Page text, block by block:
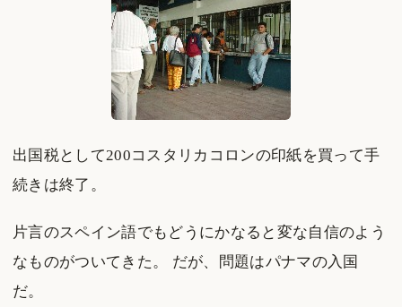
出国税として200コスタリカコロンの印紙を買って手
続きは終了。
片言のスペイン語でもどうにかなると変な自信のよう
なものがついてきた。 だが、問題はパナマの入国
だ。